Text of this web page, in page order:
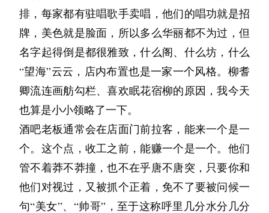
“抱歉啊，不能陪你，如果我今晚不回来，麻烦
帮我照顾一下花园。”她闪耀着眼睛，双手合
十。
那天天空下起不幸的雨，我独自坐在窗边，看着
雾气弥漫整座城市。是不是当时阻止她比较好
呢？不，如果是我的话，肯定不会。因为唯独自
己如同千年的古木，不曾移动分毫，所以想竭尽
全力去刻画每一个人、每一段故事，不肯放弃任
何偶然与必然的发生。
她在深夜十一点回来是偶然。雨已经停了，门锁
小猫。小猫现在会跑了，有一只特别怕生，看到
我就跑。我觉得它像一颗会移动的毛球。
王老师要走的那天，我在她办公桌上放了一颗石
头。是那种被海水冲得很圆很圆的，握在手心里
很凉。但我没有写纸条，因为我不知道写什么。
她走的时候我在教室里，没有出去送。我看到她
经过窗户的时候往我这边看了一眼，然后走了。
我有的时候想，我长大了会去哪里呢？岛上的人
说我们都要出去的，因为这里没有中学，没有工
作，没有很多东西。但是我不知道出去要做什
么。妈妈说她以前也想出去，但是后来留下了。
排，每家都有驻唱歌手卖唱，他们的唱功就是招
牌，美色就是脸面，所以多么华丽都不为过，但
名字起得倒是都很雅致，什么阁、什么坊，什么
“望海”云云，店内布置也是一家一个风格。柳耆
卿流连画舫勾栏、喜欢眠花宿柳的原因，我今天
也算是小小领略了一下。
酒吧老板通常会在店面门前拉客，能来一个是一
个。这个点，收工之前，能赚一个是一个。他们
管不着莽不莽撞，也不在乎唐不唐突，只要你和
他们对视过，又被抓个正着，免不了要被问候一
句“美女”、“帅哥”，至于这称呼里几分水分几分